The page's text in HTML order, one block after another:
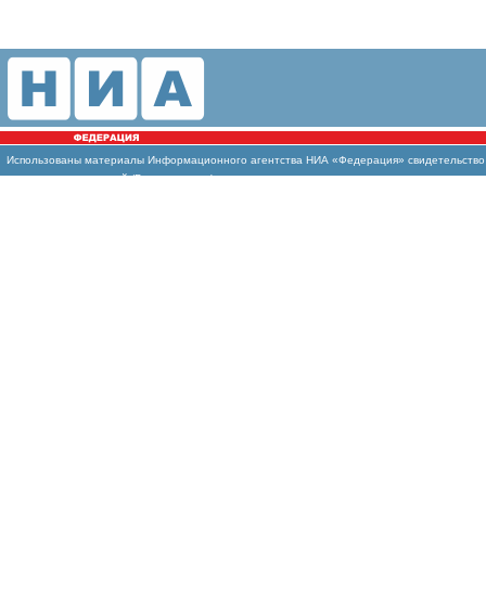
Использованы материалы Информационного агентства НИА «Федерация»
массовых коммуникаций (Роскомнадзор)